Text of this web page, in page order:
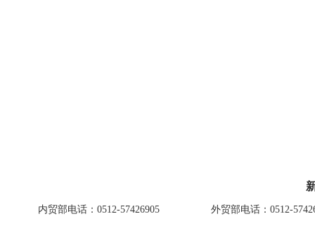
内贸部电话：0512-57426905 外贸部电话：0512-